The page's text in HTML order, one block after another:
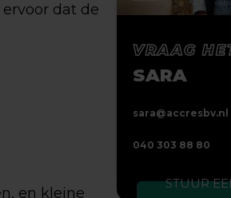
dat de
en kleine
VRAAG
SARA
sara@accresbv.nl
040 303 88 80
STUUR